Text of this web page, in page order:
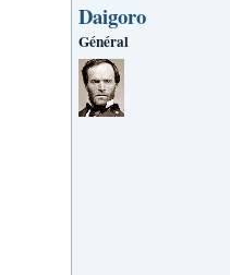
Daigoro
Général